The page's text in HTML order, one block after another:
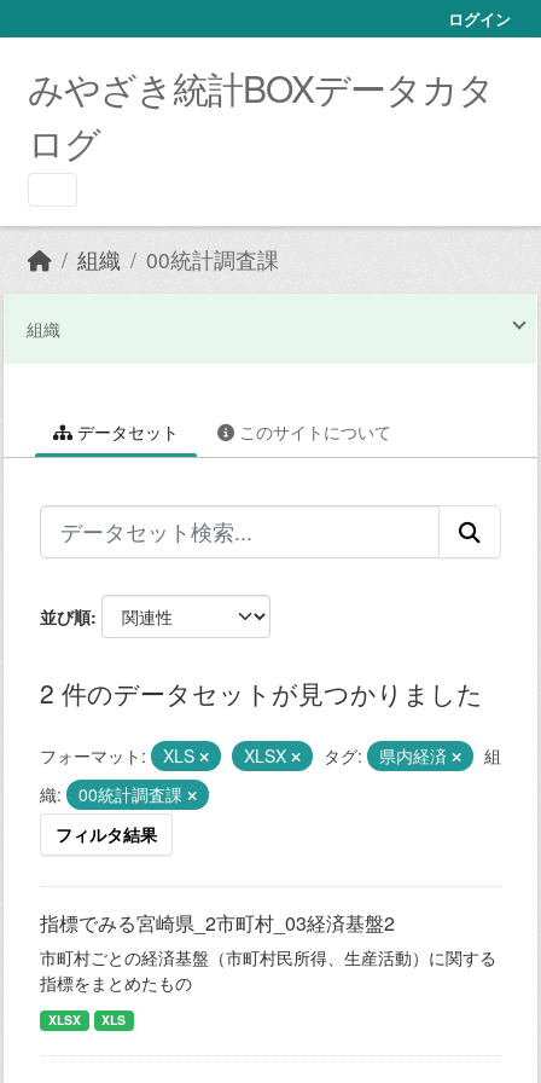
ログイン
みやざき統計BOXデータカタ
ログ
組織 00統計調査課
組織
データセット このサイトについて
並び順
2 件のデータセットが見つかりました
フォーマット: XLS XLSX タグ: 県内経済
組
織:
00統計調査課
フィルタ結果
指標でみる宮崎県_2市町村_03経済基盤2
市町村ごとの経済基盤（市町村民所得、生産活動）に関する
指標をまとめたもの
XLSX XLS